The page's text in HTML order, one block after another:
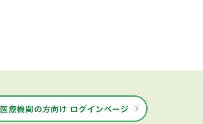
医療機関の方向け ログインページ